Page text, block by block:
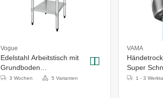
Vogue
Edelstahl Arbeitstisch mit
Grundboden
1500x600(H)x900mm
3 Wochen 5 Varianten
VAMA
Super
Sek -
1 - 3